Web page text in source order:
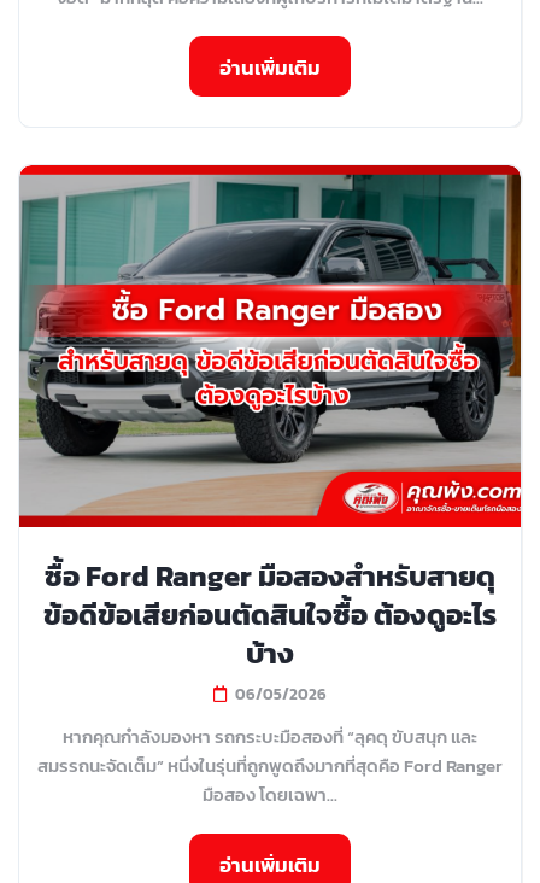
อ่านเพิ่มเติม
ซื้อ Ford Ranger มือสองสำหรับสายดุ
ข้อดีข้อเสียก่อนตัดสินใจซื้อ ต้องดูอะไร
บ้าง
06/05/2026
หากคุณกำลังมองหา รถกระบะมือสองที่ “ลุคดุ ขับสนุก และ
สมรรถนะจัดเต็ม” หนึ่งในรุ่นที่ถูกพูดถึงมากที่สุดคือ Ford Ranger
มือสอง โดยเฉพา...
อ่านเพิ่มเติม